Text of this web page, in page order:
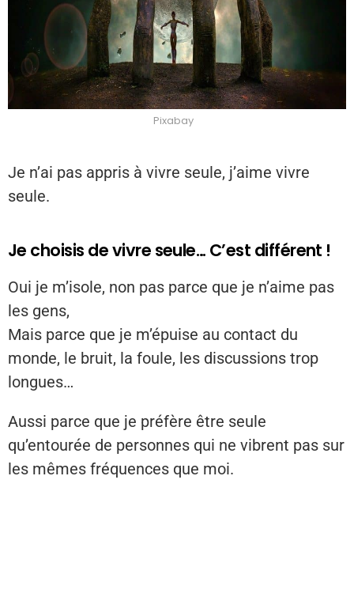
Pixabay
Je n’ai pas appris à vivre seule, j’aime vivre
seule.
Je choisis de vivre seule… C’est différent !
Oui je m’isole, non pas parce que je n’aime pas
les gens,
Mais parce que je m’épuise au contact du
monde, le bruit, la foule, les discussions trop
longues…
Aussi parce que je préfère être seule
qu’entourée de personnes qui ne vibrent pas sur
les mêmes fréquences que moi.